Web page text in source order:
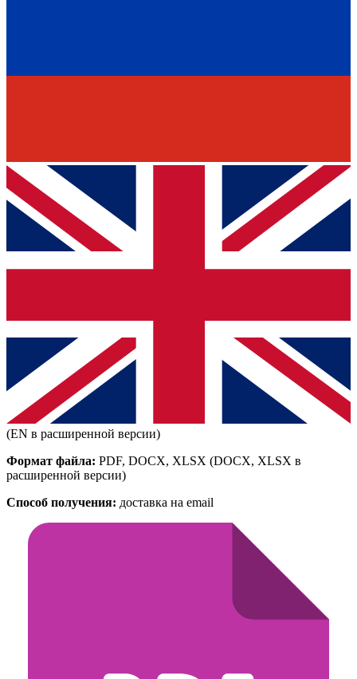
(EN в расширенной версии)
Формат файла: PDF, DOCX, XLSX (DOCX, XLSX в
расширенной версии)
Способ получения: доставка на email